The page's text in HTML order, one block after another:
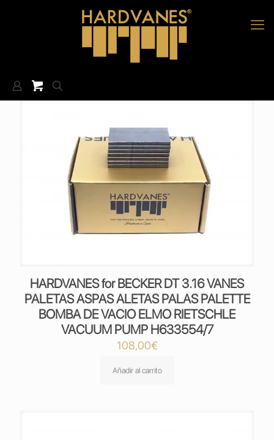
HARDVANES for BECKER DT 3.16 VANES
PALETAS ASPAS ALETAS PALAS PALETTE
BOMBA DE VACIO ELMO RIETSCHLE
VACUUM PUMP H633554/7
108,00€
Añadir al carrito